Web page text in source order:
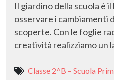
Il giardino della scuola è
osservare i cambiamenti
scoperte. Con le foglie
creatività realizziamo un
Classe 2^B – Scuola